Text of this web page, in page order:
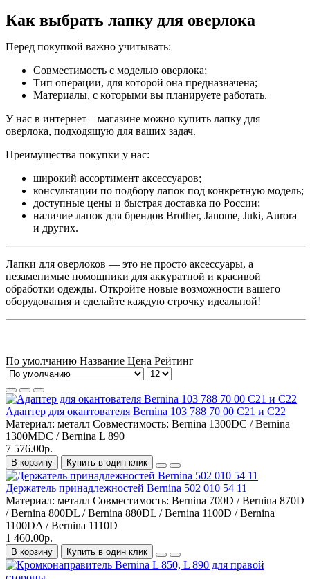
Как выбрать лапку для оверлока
Перед покупкой важно учитывать:
Совместимость с моделью оверлока;
Тип операции, для которой она предназначена;
Материалы, с которыми вы планируете работать.
У нас в интернет – магазине можно купить лапку для
оверлока, подходящую для ваших задач.
Преимущества покупки у нас:
широкий ассортимент аксессуаров;
консультации по подбору лапок под конкретную модель;
доступные цены и быстрая доставка по России;
наличие лапок для брендов Brother, Janome, Juki, Aurora
и других.
Лапки для оверлоков — это не просто аксессуары, а
незаменимые помощники для аккуратной и красивой
обработки одежды. Откройте новые возможности вашего
оборудования и сделайте каждую строчку идеальной!
По умолчанию Название Цена Рейтинг
Адаптер для окантователя Bernina 103 788 70 00 C21 и C22
Материал: металл Совместимость: Bernina 1300DC / Bernina
1300MDC / Bernina L 890
7 576.00р.
В корзину Купить в один клик
Держатель принадлежностей Bernina 502 010 54 11
Материал: металл Совместимость: Bernina 700D / Bernina 870D
/ Bernina 800DL / Bernina 880DL / Bernina 1100D / Bernina
1100DA / Bernina 1110D
1 460.00р.
В корзину Купить в один клик